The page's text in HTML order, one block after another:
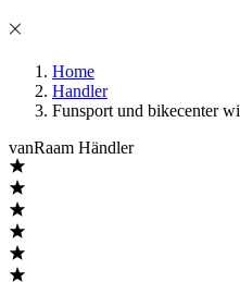
Home
Handler
Funsport und bikecenter
vanRaam Händler